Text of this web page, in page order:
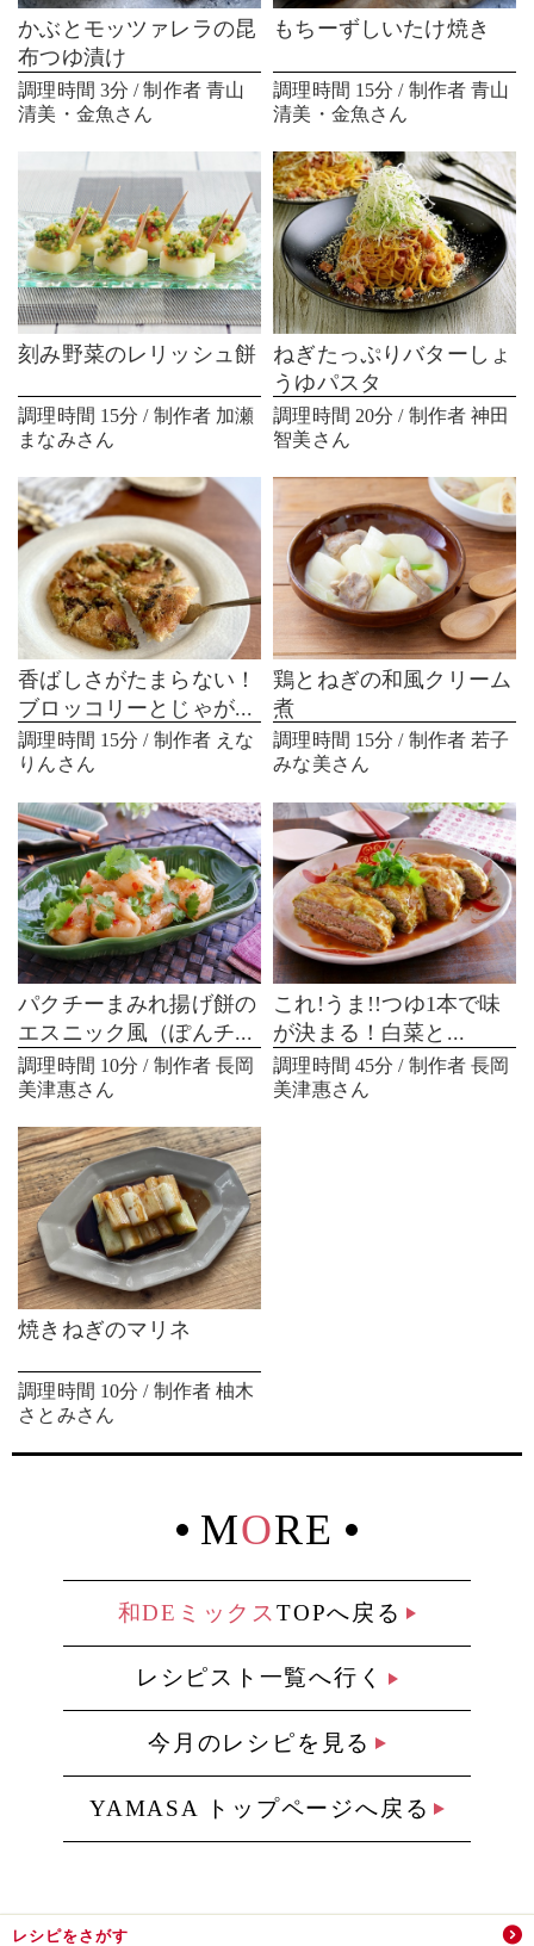
かぶとモッツァレラの昆
布つゆ漬け
調理時間 3分 / 制作者 青山
清美・金魚さん
もちーずしいたけ焼き
調理時間 15分 / 制作者 青山
清美・金魚さん
刻み野菜のレリッシュ餅
調理時間 15分 / 制作者 加瀬
まなみさん
ねぎたっぷりバターしょ
うゆパスタ
調理時間 20分 / 制作者 神田
智美さん
香ばしさがたまらない！
ブロッコリーとじゃが...
調理時間 15分 / 制作者 えな
りんさん
鶏とねぎの和風クリーム
煮
調理時間 15分 / 制作者 若子
みな美さん
パクチーまみれ揚げ餅の
エスニック風（ぽんチ...
調理時間 10分 / 制作者 長岡
美津惠さん
これ!うま!!つゆ1本で味
が決まる！白菜と...
調理時間 45分 / 制作者 長岡
美津惠さん
焼きねぎのマリネ
調理時間 10分 / 制作者 柚木
さとみさん
MORE
和DEミックスTOPへ戻る
レシピスト一覧へ行く
今月のレシピを見る
YAMASA トップページへ戻る
レシピをさがす